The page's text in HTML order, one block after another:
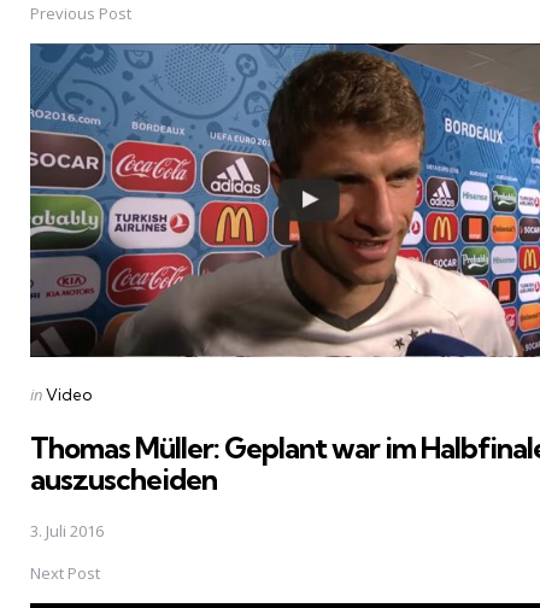
Post
navigation
Previous Post
Posted
inVideo
Thomas Müller: Geplant war im
auszuscheiden
3. Juli 2016
Next Post